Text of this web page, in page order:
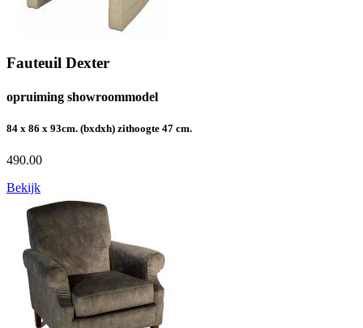
Fauteuil Dexter
opruiming showroommodel
84 x 86 x 93cm. (bxdxh) zithoogte 47 cm.
490.00
Bekijk